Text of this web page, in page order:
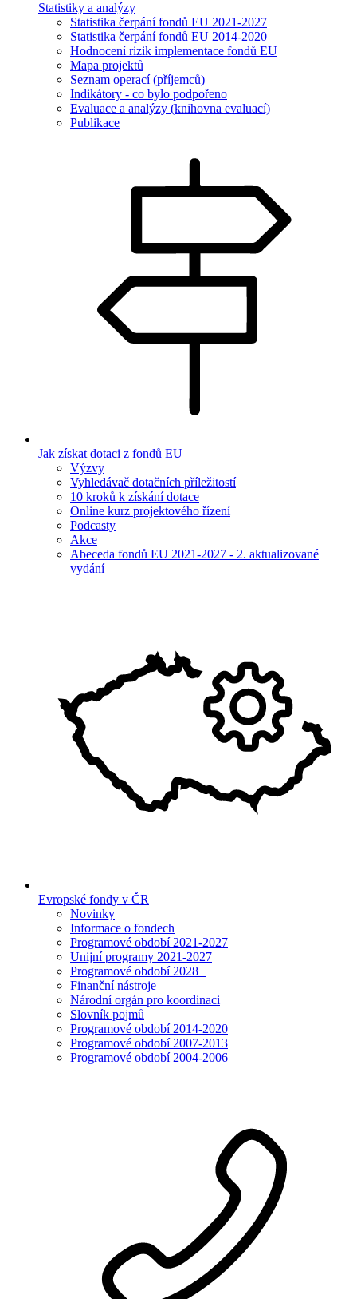
Statistiky a analýzy
Statistika čerpání fondů EU 2021-2027
Statistika čerpání fondů EU 2014-2020
Hodnocení rizik implementace fondů EU
Mapa projektů
Seznam operací (příjemců)
Indikátory - co bylo podpořeno
Evaluace a analýzy (knihovna evaluací)
Publikace
Jak získat dotaci z fondů EU
Výzvy
Vyhledávač dotačních příležitostí
10 kroků k získání dotace
Online kurz projektového řízení
Podcasty
Akce
Abeceda fondů EU 2021-2027 - 2. aktualizované
vydání
Evropské fondy v ČR
Novinky
Informace o fondech
Programové období 2021-2027
Unijní programy 2021-2027
Programové období 2028+
Finanční nástroje
Národní orgán pro koordinaci
Slovník pojmů
Programové období 2014-2020
Programové období 2007-2013
Programové období 2004-2006